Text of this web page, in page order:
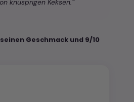
knusprigen Keksen.“
Geschmack und 9/10